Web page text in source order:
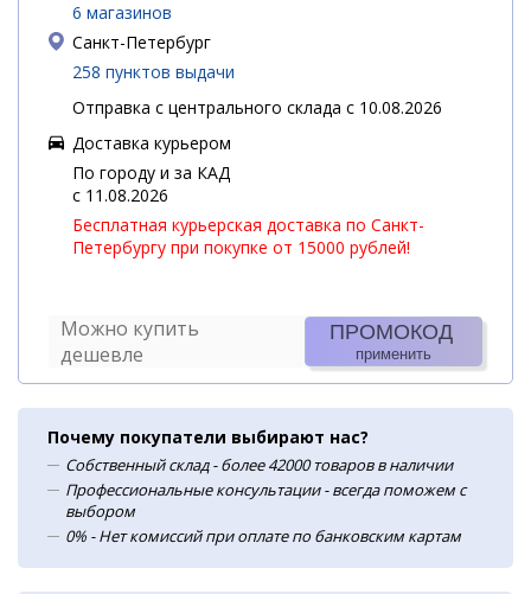
6 магазинов
Санкт-Петербург
258 пунктов выдачи
Отправка с центрального склада с 10.08.2026
Доставка курьером
По городу и за КАД
c 11.08.2026
Бесплатная курьерская доставка по Санкт-
Петербургу при покупке от 15000 рублей!
Можно купить
дешевле
ПРОМОКОД
применить
Почему покупатели выбирают нас?
Собственный склад - более 42000 товаров в наличии
Профессиональные консультации - всегда поможем с
выбором
0% - Нет комиссий при оплате по банковским картам